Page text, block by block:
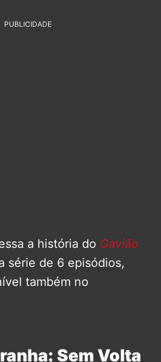
PUBLICIDADE
a história do Gavião
série de 6 episódios,
também no
Sem Volta